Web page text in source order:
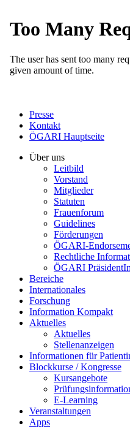
Presse
Kontakt
ÖGARI Hauptseite
Über uns
Leitbild
Vorstand
Mitglieder
Statuten
Frauenforum
Guidelines
Förderungen
ÖGARI-
Rechtliche
ÖGARI
Bereiche
Internationales
Forschung
Information Kompakt
Aktuelles
Aktuelles
Stellenanzeigen
Informationen für
Blockkurse / Kongresse
Kursangebote
E-Learning
Veranstaltungen
Apps